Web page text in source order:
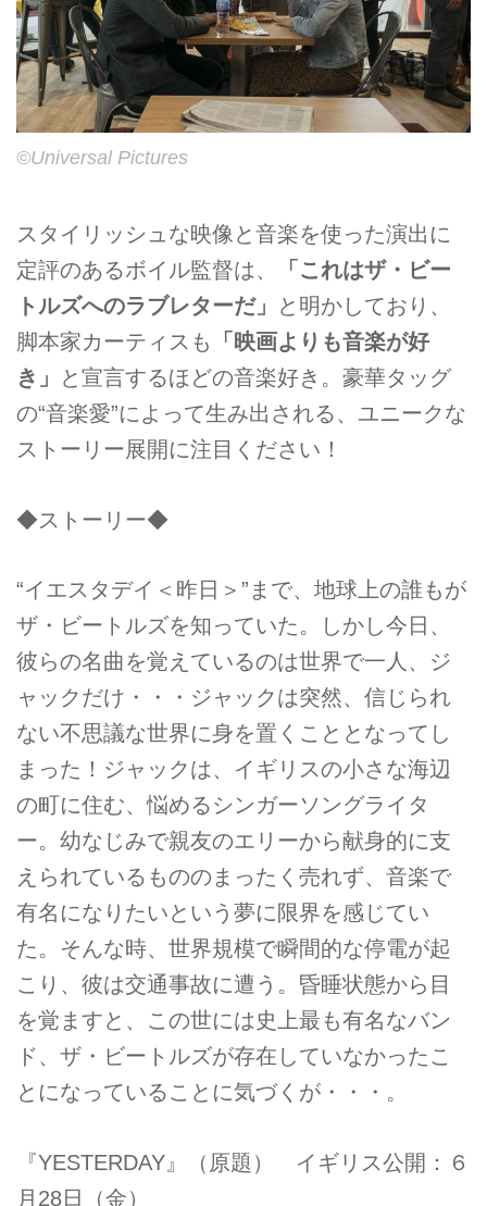
©Universal Pictures
スタイリッシュな映像と音楽を使った演出に
定評のあるボイル監督は、
「これはザ・ビー
トルズへのラブレターだ」
と明かしており、
脚本家カーティスも
「映画よりも音楽が好
き」
と宣言するほどの音楽好き。豪華タッグ
の“音楽愛”によって生み出される、ユニークな
ストーリー展開に注目ください！
◆ストーリー◆
“イエスタデイ＜昨日＞”まで、地球上の誰もが
ザ・ビートルズを知っていた。しかし今日、
彼らの名曲を覚えているのは世界で一人、ジ
ャックだけ・・・ジャックは突然、信じられ
ない不思議な世界に身を置くこととなってし
まった！ジャックは、イギリスの小さな海辺
の町に住む、悩めるシンガーソングライタ
ー。幼なじみで親友のエリーから献身的に支
えられているもののまったく売れず、音楽で
有名になりたいという夢に限界を感じてい
た。そんな時、世界規模で瞬間的な停電が起
こり、彼は交通事故に遭う。昏睡状態から目
を覚ますと、この世には史上最も有名なバン
ド、ザ・ビートルズが存在していなかったこ
とになっていることに気づくが・・・。
『YESTERDAY』（原題） イギリス公開：６
月28日（金）